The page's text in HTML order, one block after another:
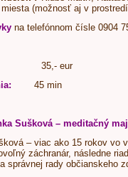
(možnosť aj v
na telefónnom čísle 0904
eur
45 min
Sušková – meditačný
– viac ako 15 rokov vo
záchranár, následne
správnej rady občianskeho